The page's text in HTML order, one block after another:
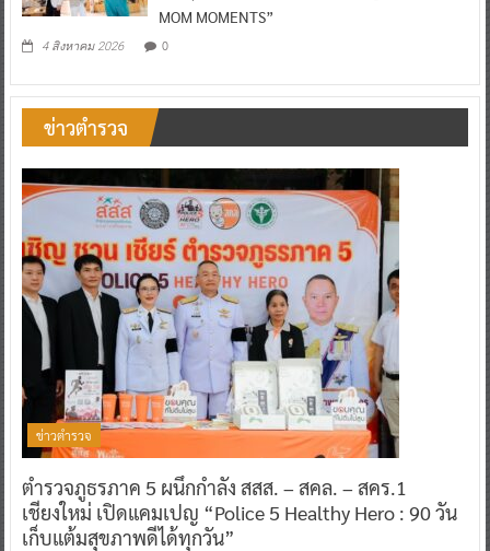
MOM MOMENTS”
4 สิงหาคม 2026 0
ข่าวตำรวจ
ข่าวตำรวจ
ตำรวจภูธรภาค 5 ผนึกกำลัง สสส. – สคล. – สคร.1
เชียงใหม่ เปิดแคมเปญ “Police 5 Healthy Hero : 90 วัน
เก็บแต้มสุขภาพดีได้ทุกวัน”